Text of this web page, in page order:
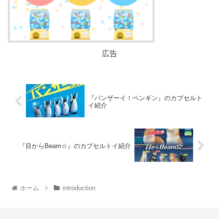
広告
『バンザーイ！ペンギン』のカプセルト
イ紹介
『目からBeam☆』のカプセルトイ紹介
ホーム introduction